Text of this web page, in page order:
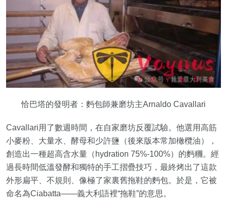
恰巴塔的發明者：麪包師兼磨坊主Arnaldo Cavallari
Cavallari用了數週時間，在自家磨坊反覆試驗。他選用高筋
小麥粉、大量水、酵母和少許鹽（後來版本常加橄欖油），
創造出一種超高含水量（hydration 75%-100%）的麪糰。經
過長時間低溫發酵和獨特的手工摺疊技巧，最終烤出了這款
外形扁平、不規則、像極了家裏舊拖鞋的麪包。於是，它被
命名為Ciabatta——義大利語裡“拖鞋”的意思。